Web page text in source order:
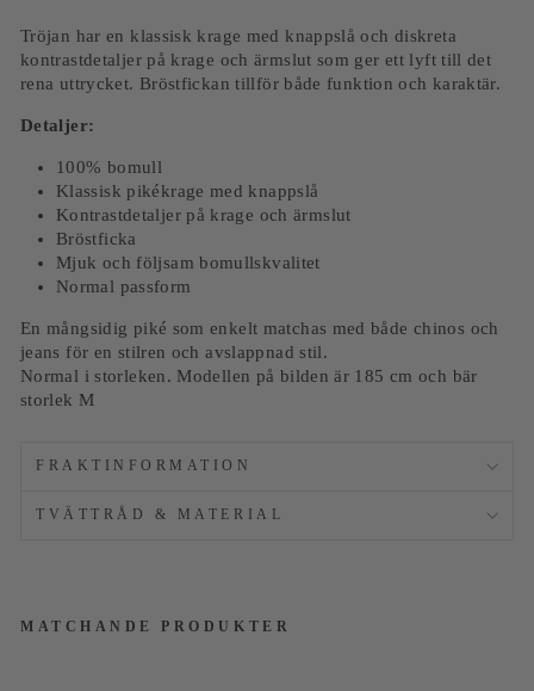
Tröjan har en klassisk krage med knappslå och diskreta
kontrastdetaljer på krage och ärmslut som ger ett lyft till det
rena uttrycket. Bröstfickan tillför både funktion och karaktär.
Detaljer:
100% bomull
Klassisk pikékrage med knappslå
Kontrastdetaljer på krage och ärmslut
Bröstficka
Mjuk och följsam bomullskvalitet
Normal passform
En mångsidig piké som enkelt matchas med både chinos och
jeans för en stilren och avslappnad stil.
Normal i storleken. Modellen på bilden är 185 cm och bär
storlek M
FRAKTINFORMATION
TVÄTTRÅD & MATERIAL
MATCHANDE PRODUKTER